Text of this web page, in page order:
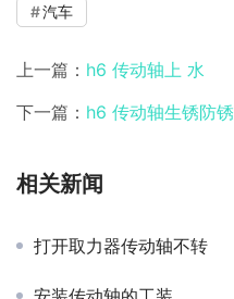
汽车
上一篇： h6 传动轴上 水
下一篇： h6 传动轴生锈防锈
相关新闻
打开取力器传动轴不转